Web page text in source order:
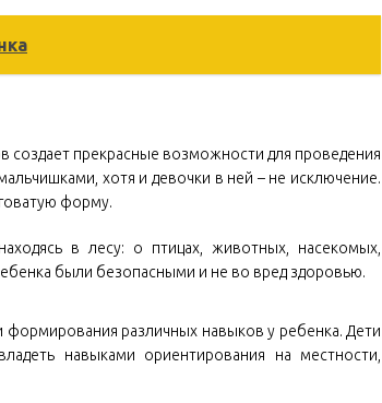
создает прекрасные возможности для проведения
хотя и девочки в ней – не исключение.
форму.
в лесу: о птицах, животных, насекомых,
были безопасными и не во вред здоровью.
различных навыков у ребенка. Дети
навыками ориентирования на местности,